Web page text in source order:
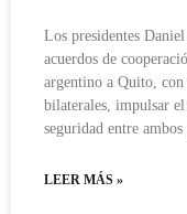
Los presidentes
acuerdos de
argentino a Quito,
bilaterales, impulsar
seguridad entre ambos
LEER MÁS »